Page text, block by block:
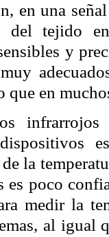
en una
del tejido
y
en
la
es poco
medir la
al igual